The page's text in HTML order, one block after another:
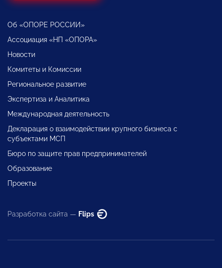
Об «ОПОРЕ РОССИИ»
Ассоциация «НП «ОПОРА»
Новости
Комитеты и Комиссии
Региональное развитие
Экспертиза и Аналитика
Международная деятельность
Декларация о взаимодействии крупного бизнеса с
субъектами МСП
Бюро по защите прав предпринимателей
Образование
Проекты
Разработка сайта — Flips